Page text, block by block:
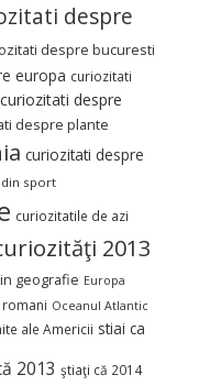
despre
despre bucuresti
europa curiozitati
curiozitati despre
despre plante
curiozitati despre
sport
curiozitatile de azi
2013
geografie Europa
Oceanul Atlantic
ale Americii stiai ca
2013 ştiaţi că 2014